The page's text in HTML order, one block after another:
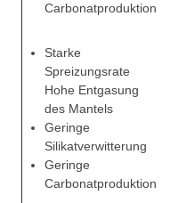
Carbonatproduktion
Starke
Spreizungsrate
Hohe Entgasung
des Mantels
Geringe
Silikatverwitterung
Geringe
Carbonatproduktion